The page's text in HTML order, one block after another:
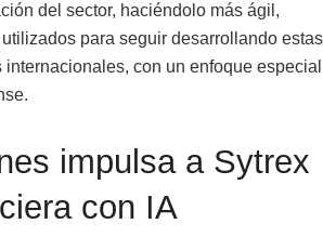
del sector, haciéndolo más ágil,
para seguir desarrollando estas
con un enfoque especial
impulsa a Sytrex
con IA